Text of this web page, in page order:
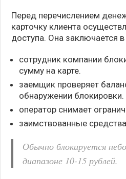
Перед перечислением
карточку клиента
доступа. Она заключается
сотрудник компании
сумму на карте.
заемщик проверяет
обнаружении блокировки.
оператор снимает
заимствованные
Обычно блокируется
диапазоне 10-15 рублей.